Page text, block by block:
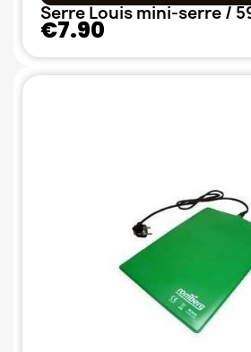
Serre Louis mini-serre /
€7.90